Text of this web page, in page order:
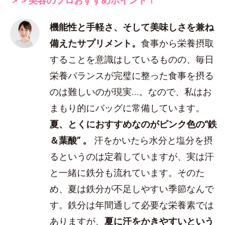
機能性と手軽さ、そして美味しさを兼ね
備えたサプリメント。食事から栄養摂取
することを意識はしているものの、毎日
栄養バランスが完璧に整った食事を摂る
のは難しいのが現実…。なので、私はお
まもり的にバッグに常備しています。
夏、とくにおすすめなのがピンク色の“鉄
＆葉酸” 。汗をかいたら水分と塩分を摂
るというのは定着していますが、実は汗
と一緒に鉄分も流れています。そのた
め、夏は鉄分が不足しやすい季節なんで
す。鉄分は年間通して必要な栄養素では
ありますが、 夏に汗をかきやすいという